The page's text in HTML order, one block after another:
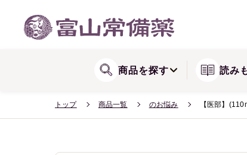
商品を探す
リョウシンシリ
読み
トップ 商品一覧 のお悩み 【医部】